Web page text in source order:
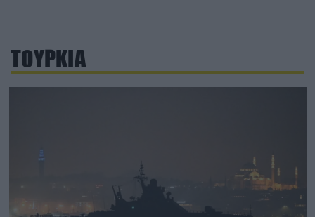
ΤΟΥΡΚΙΑ